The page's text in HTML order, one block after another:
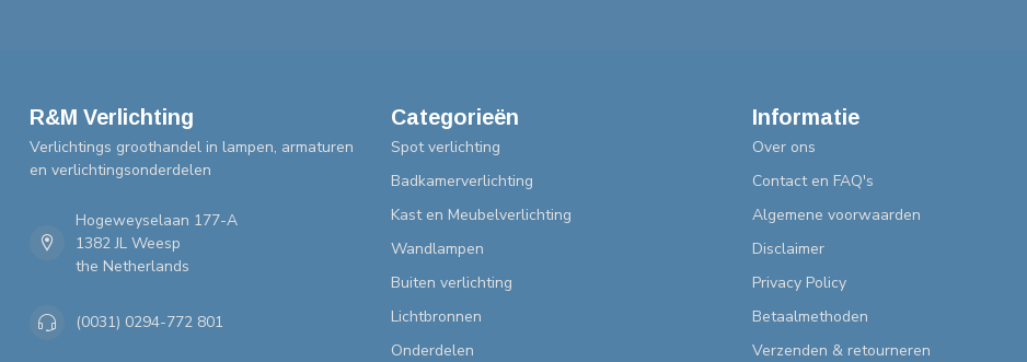
R&M Verlichting
Verlichtings groothandel in lampen, armaturen
en verlichtingsonderdelen
Hogeweyselaan 177-A
1382 JL Weesp
the Netherlands
(0031) 0294-772 801
Categorieën
Spot verlichting
Badkamerverlichting
Kast en Meubelverlichting
Wandlampen
Buiten verlichting
Lichtbronnen
Onderdelen
Informatie
Over ons
Contact en FAQ's
Algemene voorwaarden
Disclaimer
Privacy Policy
Betaalmethoden
Verzenden & retourneren